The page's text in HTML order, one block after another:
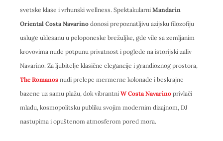
svetske klase i vrhunski wellness. Spektakularni Mandarin
Oriental Costa Navarino donosi prepoznatljivu azijsku filozofiju
usluge uklesanu u peloponeske brežuljke, gde vile sa zemljanim
krovovima nude potpunu privatnost i poglede na istorijski zaliv
Navarino. Za ljubitelje klasične elegancije i grandioznog prostora,
The Romanos nudi prelepe mermerne kolonade i beskrajne
bazene uz samu plažu, dok vibrantni W Costa Navarino privlači
mlađu, kosmopolitsku publiku svojim modernim dizajnom, DJ
nastupima i opuštenom atmosferom pored mora.